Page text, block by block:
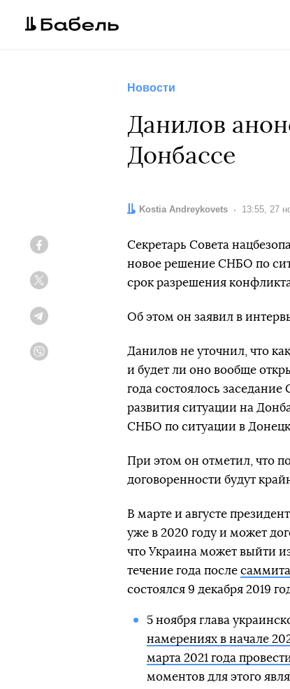
Новости
Данилов
Донбассе
Автор:
Kostia Andreykovets Дата:
13:55, 27
Секретарь Совета
новое решение СНБО по
срок разрешения
Об этом он заявил в
Данилов не уточнил, что
и будет ли оно вообще
года состоялось
развития ситуации на
СНБО по ситуации в
При этом он отметил, что
договоренности будут
В марте и августе
уже в 2020 году и может
что Украина может выйти
течение года после
состоялся 9 декабря 2019
5 ноября глава
намерениях в начале
марта 2021 года
моментов для этого